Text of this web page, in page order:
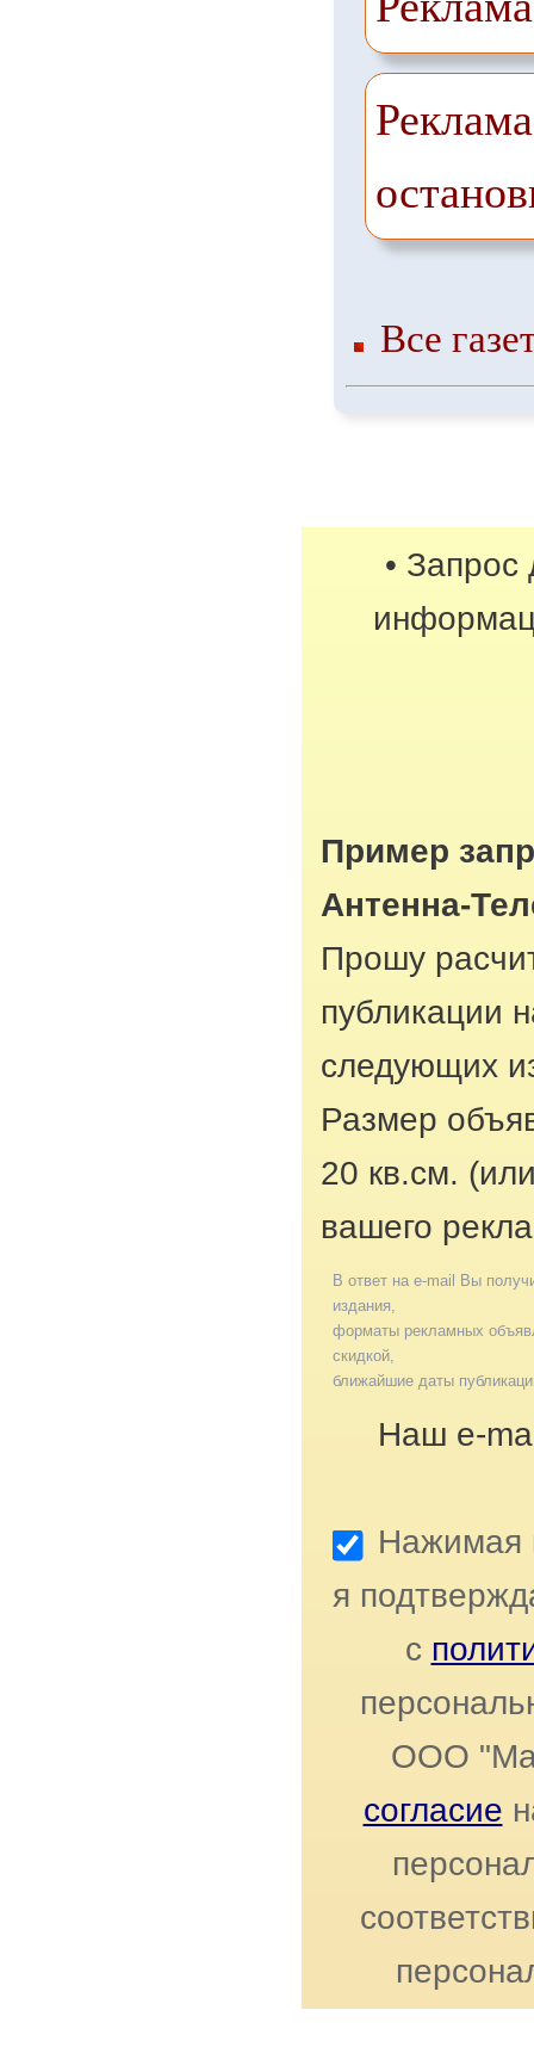
Все
• Запрос
Пример
Антенна-
Прошу
публикации
следующих
Размер
20 кв.см.
вашего
В ответ на e-mail Вы
издания,
форматы рекламных
скидкой,
ближайшие даты
Наш e-
Нажимая
я
с
ООО
согласие